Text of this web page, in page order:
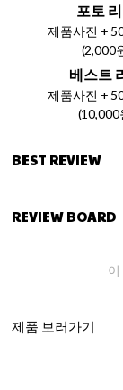
포토
제품사진 +
(2,000
베스트
제품사진 +
(10,000
BEST REVIEW
REVIEW BOARD
이
제품 보러가기